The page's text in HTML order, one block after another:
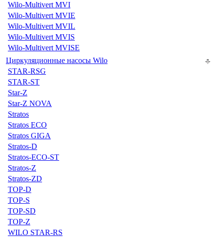
Wilo-Multivert MVI
Wilo-Multivert MVIE
Wilo-Multivert MVIL
Wilo-Multivert MVIS
Wilo-Multivert MVISE
Циркуляционные насосы Wilo
STAR-RSG
STAR-ST
Star-Z
Star-Z NOVA
Stratos
Stratos ECO
Stratos GIGA
Stratos-D
Stratos-ECO-ST
Stratos-Z
Stratos-ZD
TOP-D
TOP-S
TOP-SD
TOP-Z
WILO STAR-RS